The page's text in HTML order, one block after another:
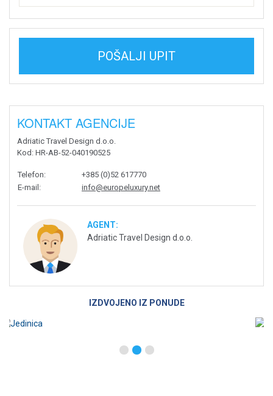
POŠALJI UPIT
KONTAKT AGENCIJE
Adriatic Travel Design d.o.o.
Kod: HR-AB-52-040190525
Telefon:
+385 (0)52 617770
E-mail: info@europeluxury.net
AGENT:
Adriatic Travel Design d.o.o.
IZDVOJENO IZ PONUDE